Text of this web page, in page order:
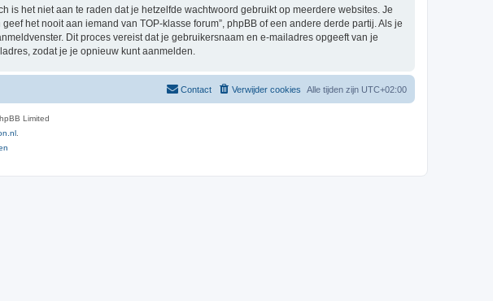
het niet aan te raden dat je hetzelfde wachtwoord gebruikt op meerdere websites. Je
het nooit aan iemand van TOP-klasse forum”, phpBB of een andere derde partij. Als je
Dit proces vereist dat je gebruikersnaam en e-mailadres opgeeft van je
zodat je je opnieuw kunt aanmelden.
Alle tijden zijn UTC+02:00
Verwijder cookies
Contact
Limited
.